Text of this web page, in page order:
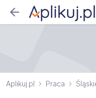
Aplikuj.pl Praca